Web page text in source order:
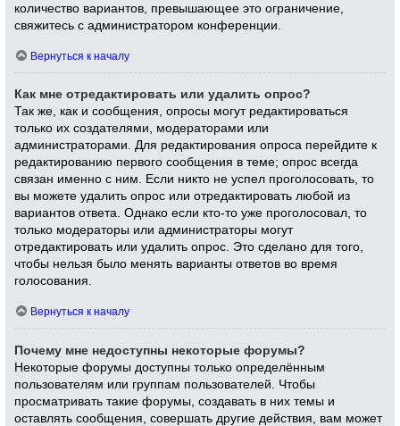
количество вариантов, превышающее это ограничение,
свяжитесь с администратором конференции.
Вернуться к началу
Как мне отредактировать или удалить опрос?
Так же, как и сообщения, опросы могут редактироваться
только их создателями, модераторами или
администраторами. Для редактирования опроса перейдите к
редактированию первого сообщения в теме; опрос всегда
связан именно с ним. Если никто не успел проголосовать, то
вы можете удалить опрос или отредактировать любой из
вариантов ответа. Однако если кто-то уже проголосовал, то
только модераторы или администраторы могут
отредактировать или удалить опрос. Это сделано для того,
чтобы нельзя было менять варианты ответов во время
голосования.
Вернуться к началу
Почему мне недоступны некоторые форумы?
Некоторые форумы доступны только определённым
пользователям или группам пользователей. Чтобы
просматривать такие форумы, создавать в них темы и
оставлять сообщения, совершать другие действия, вам может